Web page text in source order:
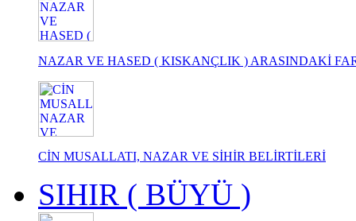
NAZAR VE HASED ( KISKANÇLIK ) ARASINDAKİ
CİN MUSALLATI, NAZAR VE SİHİR BELİRTİLERİ
SIHIR ( BÜYÜ )